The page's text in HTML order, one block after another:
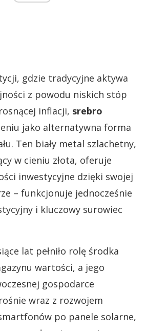
gdzie tradycyjne aktywa
z powodu niskich stóp
inflacji, srebro
jako alternatywna forma
Ten biały metal szlachetny,
w cieniu złota, oferuje
inwestycyjne dzięki swojej
– funkcjonuje jednocześnie
i kluczowy surowiec
lat pełniło rolę środka
wartości, a jego
gospodarce
wraz z rozwojem
po panele solarne,